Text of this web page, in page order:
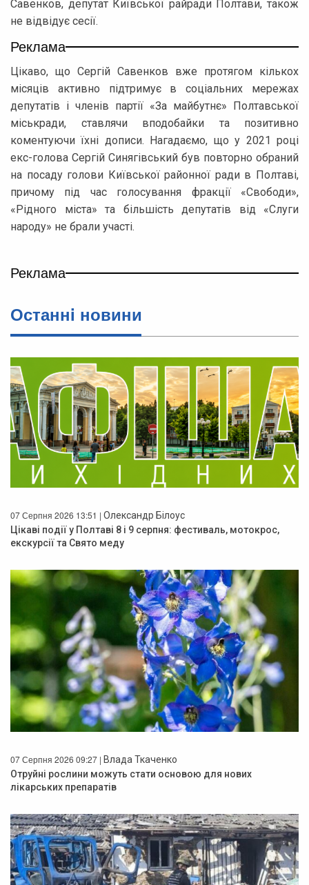
Савенков, депутат Київської райради Полтави, також
не відвідує сесії.
Реклама
Цікаво, що Сергій Савенков вже протягом кількох
місяців активно підтримує в соціальних мережах
депутатів і членів партії «За майбутнє» Полтавської
міськради, ставлячи вподобайки та позитивно
коментуючи їхні дописи. Нагадаємо, що у 2021 році
екс-голова Сергій Синягівський був повторно обраний
на посаду голови Київської районної ради в Полтаві,
причому під час голосування фракції «Свободи»,
«Рідного міста» та більшість депутатів від «Слуги
народу» не брали участі.
Реклама
Останнi новини
07 Серпня 2026 13:51 | Олександр Білоус
Цікаві події у Полтаві 8 і 9 серпня: фестиваль, мотокрос,
екскурсії та Свято меду
07 Серпня 2026 09:27 | Влада Ткаченко
Отруйні рослини можуть стати основою для нових
лікарських препаратів